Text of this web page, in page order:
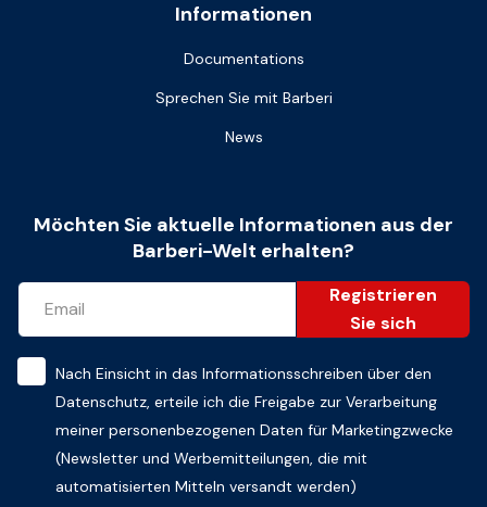
Informationen
Documentations
Sprechen Sie mit Barberi
News
Möchten Sie aktuelle Informationen aus der
Barberi-Welt erhalten?
Registrieren
Sie sich
Nach Einsicht in das Informationsschreiben über den
Datenschutz, erteile ich die Freigabe zur Verarbeitung
meiner personenbezogenen Daten für Marketingzwecke
(Newsletter und Werbemitteilungen, die mit
automatisierten Mitteln versandt werden)